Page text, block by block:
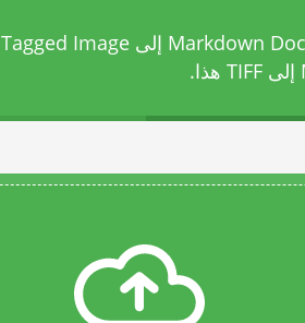
حوّل ملفك من Markdown Documentation File إلى Tagged Image
هذا.